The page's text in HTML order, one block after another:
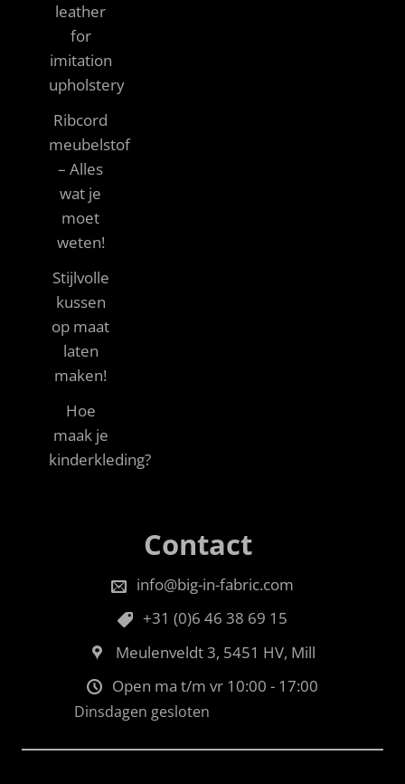
leather
for
imitation
upholstery
Ribcord
meubelstof
– Alles
wat je
moet
weten!
Stijlvolle
kussen
op maat
laten
maken!
Hoe
maak je
kinderkleding?
Contact
info@big-in-fabric.com
+31 (0)6 46 38 69 15
Meulenveldt 3, 5451 HV, Mill
Open ma t/m vr 10:00 - 17:00
Dinsdagen gesloten